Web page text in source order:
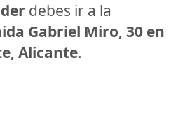
debes ir a la
Gabriel Miro, 30 en
Alicante.